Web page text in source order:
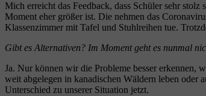
Mich erreicht das Feedback, dass Schüler sehr
Moment eher größer ist. Die nehmen das
Klassenzimmer mit Tafel und Stuhlreihen tue.
Gibt es Alternativen? Im Moment geht es nunmal
Ja. Nur können wir die Probleme besser erkennen,
weit abgelegen in kanadischen Wäldern leben oder
Unterschied zu unserer Situation jetzt.